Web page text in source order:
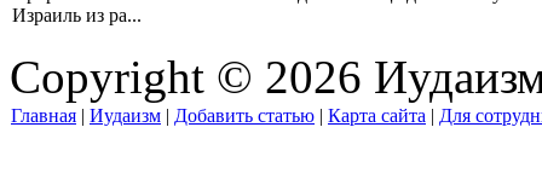
Израиль из ра...
Copyright © 2026
Главная | Иудаизм | Добавить статью | Карта сайта | Для